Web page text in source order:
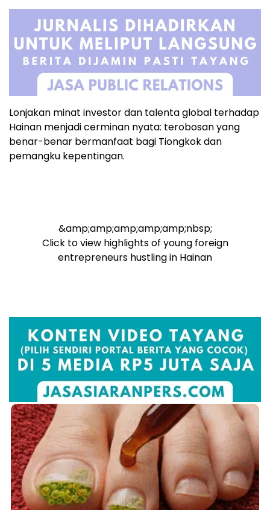
Lonjakan minat investor dan talenta global terhadap
Hainan menjadi cerminan nyata: terobosan yang
benar-benar bermanfaat bagi Tiongkok dan
pemangku kepentingan.
&amp;amp;amp;amp;amp;nbsp;
Click to view highlights of young foreign
entrepreneurs hustling in Hainan